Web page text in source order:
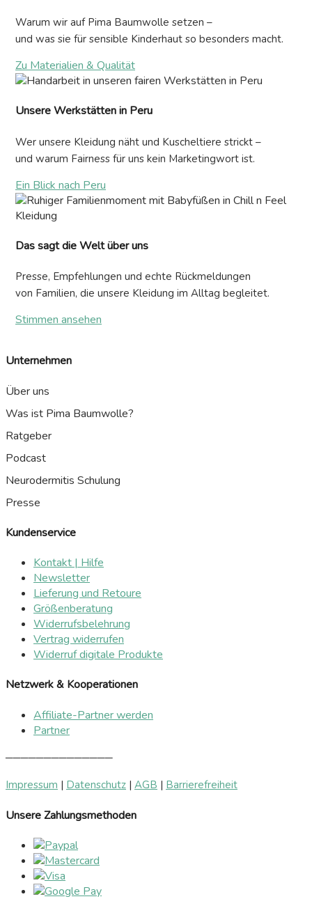
Warum wir auf Pima Baumwolle setzen –
und was sie für sensible Kinderhaut so besonders macht.
Zu Materialien & Qualität
Unsere Werkstätten in Peru
Wer unsere Kleidung näht und Kuscheltiere strickt –
und warum Fairness für uns kein Marketingwort ist.
Ein Blick nach Peru
Das sagt die Welt über uns
Presse, Empfehlungen und echte Rückmeldungen
von Familien, die unsere Kleidung im Alltag begleitet.
Stimmen ansehen
Unternehmen
Über uns
Was ist Pima Baumwolle?
Ratgeber
Podcast
Neurodermitis Schulung
Presse
Kundenservice
Kontakt | Hilfe
Newsletter
Lieferung und Retoure
Größenberatung
Widerrufsbelehrung
Vertrag widerrufen
Widerruf digitale Produkte
Netzwerk & Kooperationen
Affiliate-Partner werden
Partner
──────────────
Impressum | Datenschutz | AGB | Barrierefreiheit
Unsere Zahlungsmethoden